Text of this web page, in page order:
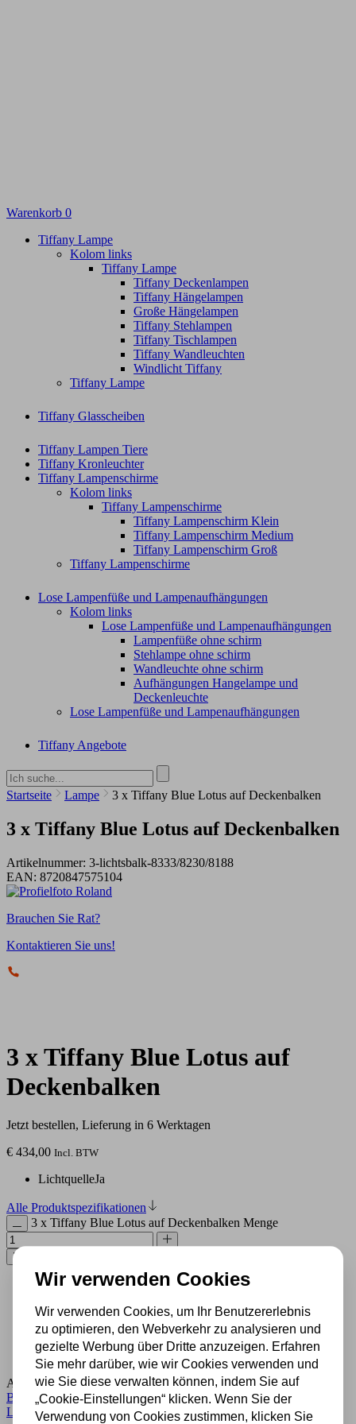
Warenkorb 0
Tiffany Lampe
Kolom links
Tiffany Lampe
Tiffany Deckenlampen
Tiffany Hängelampen
Große Hängelampen
Tiffany Stehlampen
Tiffany Tischlampen
Tiffany Wandleuchten
Windlicht Tiffany
Tiffany Lampe
Tiffany Glasscheiben
Tiffany Lampen Tiere
Tiffany Kronleuchter
Tiffany Lampenschirme
Kolom links
Tiffany Lampenschirme
Tiffany Lampenschirm Klein​
Tiffany Lampenschirm Medium
Tiffany Lampenschirm Groß​
Tiffany Lampenschirme
Lose Lampenfüße und Lampenaufhängungen
Kolom links
Lose Lampenfüße und Lampenaufhängungen
Lampenfüße ohne schirm
Stehlampe ohne schirm
Wandleuchte ohne schirm
Aufhängungen Hangelampe und
Deckenleuchte
Lose Lampenfüße und Lampenaufhängungen
Tiffany Angebote
Startseite Lampe 3 x Tiffany Blue Lotus auf Deckenbalken
3 x Tiffany Blue Lotus auf Deckenbalken
Artikelnummer: 3-lichtsbalk-8333/8230/8188
EAN: 8720847575104
Brauchen Sie Rat?
Kontaktieren Sie uns!
3 x Tiffany Blue Lotus auf
Deckenbalken
Jetzt bestellen, Lieferung in 6 Werktagen
€ 434,00 Incl. BTW
LichtquelleJa
Alle Produktspezifikationen
3 x Tiffany Blue Lotus auf Deckenbalken Menge
In den Warenkorb
Experten für Lampen seit 70 Jahren
Kostenloser Versand in Deutschland ab 99 €
Kostenlose Lichtquellen inklusive
Sichere Zahlung im Anschluss mit Klarna
Artikelnummer:3-lichtsbalk-8333/8230/8188 Kategorie:
Buntglaslampe,Große hängelampe,Hängelampe aus Buntglas
Lampe
Wir verwenden Cookies
Wir verwenden Cookies, um Ihr Benutzererlebnis
zu optimieren, den Webverkehr zu analysieren und
gezielte Werbung über Dritte anzuzeigen. Erfahren
Sie mehr darüber, wie wir Cookies verwenden und
wie Sie diese verwalten können, indem Sie auf
„Cookie-Einstellungen“ klicken. Wenn Sie der
Verwendung von Cookies zustimmen, klicken Sie